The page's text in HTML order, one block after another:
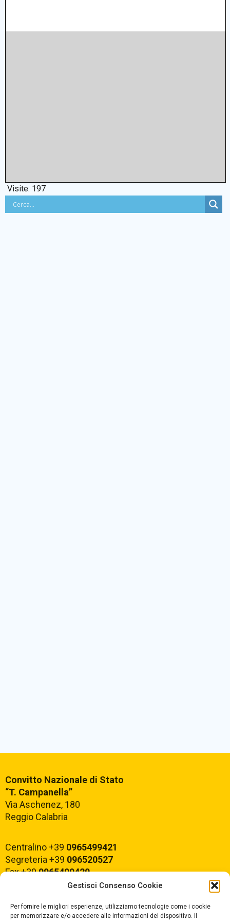
Gestisci Consenso Cookie
Per fornire le migliori esperienze, utilizziamo tecnologie come i cookie
per memorizzare e/o accedere alle informazioni del dispositivo. Il
Visite: 197
Convitto Nazionale di Stato
“T. Campanella”
Via Aschenez, 180
Reggio Calabria
Centralino +39 0965499421
Segreteria +39 096520527
Fax +390965499420
E-mail: rcvc010005@istruzione.it
PEC:rcvc010005@pec.istruzione.it